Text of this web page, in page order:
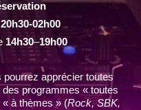
02h00
14h30–19h00
pourrez apprécier toutes
programmes « toutes
à thèmes » (Rock, SBK,